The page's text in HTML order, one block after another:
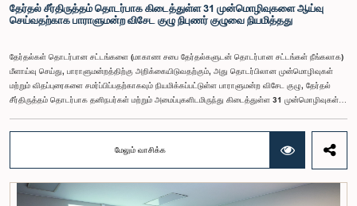
தேர்தல் சீர்திருத்தம் தொடர்பாக கிடைத்துள்ள 31 முன்மொழிவுகளை ஆய்வு
செய்வதற்காக பாராளுமன்ற விசேட குழு நிபுணர் குழுவை நியமித்தது
தேர்தல்கள் தொடர்பான சட்டங்களை (மாகாண சபை தேர்தல்களுடன் தொடர்பான சட்டங்கள் நீங்கலாக)
மீளாய்வு செய்து, பாராளுமன்றத்திற்கு அறிக்கையிடுவதற்கும், அது தொடர்பிலான முன்மொழிவுகள்
மற்றும் விதப்புரைகளை சமர்ப்பிப்பதற்காகவும் நியமிக்கப்பட்டுள்ள பாராளுமன்ற விசேட குழு, தேர்தல்
சீர்திருத்தம் தொடர்பாக தனிநபர்கள் மற்றும் அமைப்புகளிடமிருந்து கிடைத்துள்ள 31 முன்மொழிவுகள்
நியமித்துள்ளது.கௌரவ பொது நிர்வாக, மாகாண சபைகள் மற்றும் உள்ளூராட்சி அமைச்சர் பேராசிரியர்
ஏ.எச்.எம்.எச்.அபயரத்ன அவர்கள் தலைமையில் அண்மையில் பாராளுமன்றத்தில் நடைபெற்ற குறித்த
விசேட குழுக் கூட்டத்தின் போதே இத்தீர்மானம் எடுக்கப்பட்டது.2004, 2007 மற்றும் 2022 ஆம்
ஆண்டுகளில் வெளியிடப்பட்ட பாராளுமன்ற விசேட குழுக்களின் அறிக்கைகள் மற்றும் தனிநபர்கள்,
அமைப்புகள் ஆகியவற்றினால் சமர்ப்பிக்கப்பட்டுள்ள 31 முன்மொழிவுகளை அடிப்படையாகக் கொண்டு
மேலும் வாசிக்க